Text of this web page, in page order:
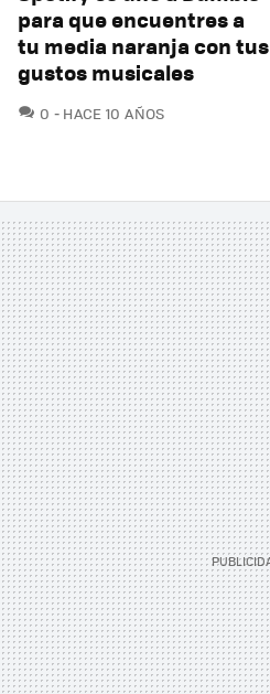
para que encuentres a
tu media naranja con tus
gustos musicales
0 COMENTARIOS
HACE 10 AÑOS